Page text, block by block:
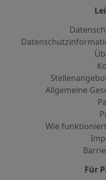
Allgemeine
Wie funktioniert
Für